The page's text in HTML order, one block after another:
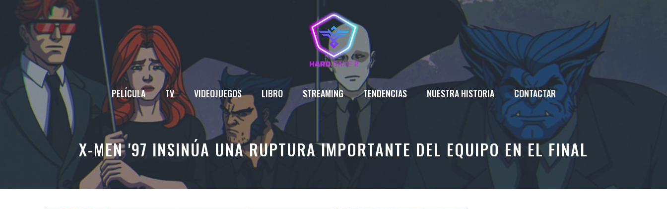
contenido
PELÍCULA TV VIDEOJUEGOS LIBRO STREAMING TENDENCIAS NUESTRA HISTORIA CONTACTAR
X-MEN '97 INSINÚA UNA RUPTURA IMPORTANTE DEL EQUIPO EN EL FINAL